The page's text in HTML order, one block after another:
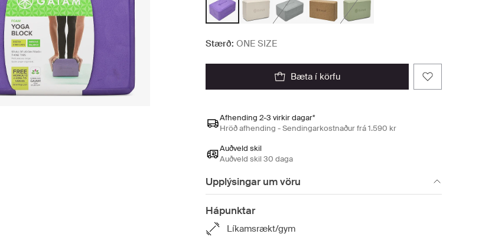
Stærð: ONE SIZE
bæta í körfu
Afhending 2-3 virkir dagar*
Hröð afhending - Sendingarkostnaður frá 1.590 kr
Auðveld skil
Auðveld skil 30 daga
Upplýsingar um vöru
Hápunktar
Líkamsrækt/gym